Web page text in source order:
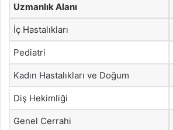
Uzmanlık Alanı
İç Hastalıkları
Pediatri
Kadın Hastalıkları ve Doğum
Diş Hekimliği
Genel Cerrahi